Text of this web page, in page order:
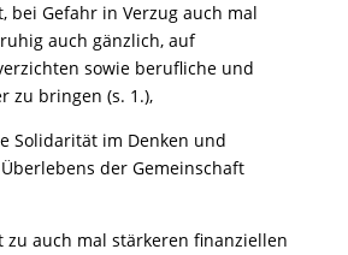
bei Gefahr in Verzug auch mal
auch gänzlich, auf
sowie berufliche und
zu bringen (s. 1.),
Solidarität im Denken und
der Gemeinschaft
zu auch mal stärkeren finanziellen